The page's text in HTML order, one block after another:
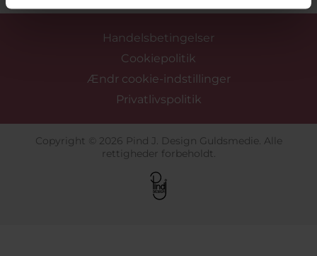
Handelsbetingelser
Cookiepolitik
Ændr cookie-indstillinger
Privatlivspolitik
Copyright © 2026 Pind J. Design Guldsmedie. Alle
rettigheder forbeholdt.